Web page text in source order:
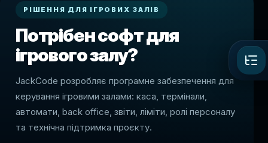
РІШЕННЯ ДЛЯ ІГРОВИХ ЗАЛІВ
Потрібен софт для
ігрового залу?
JackCode розробляє програмне забезпечення для
керування ігровими залами: каса, термінали,
автомати, back office, звіти, ліміти, ролі персоналу
та технічна підтримка проєкту.